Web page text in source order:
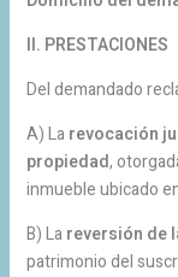
II. PRESTACIONES
Del demandado
A) Larevocación
propiedad,
inmueble ubicado
B) Lareversión de
patrimonio del